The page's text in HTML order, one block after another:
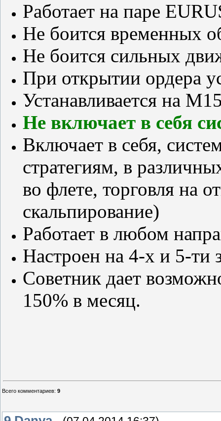
Работает на паре
Не боится временных
Не боится сильных
При открытии ордера
Устанавливается на
Не включает в себя
Включает в себя,
стратегиям, в
во флете, торговля на
скальпирование)
Работает в любом
Настроен на 4-х и 5-ти
Советник дает
150% в месяц.
Всего комментариев: 9